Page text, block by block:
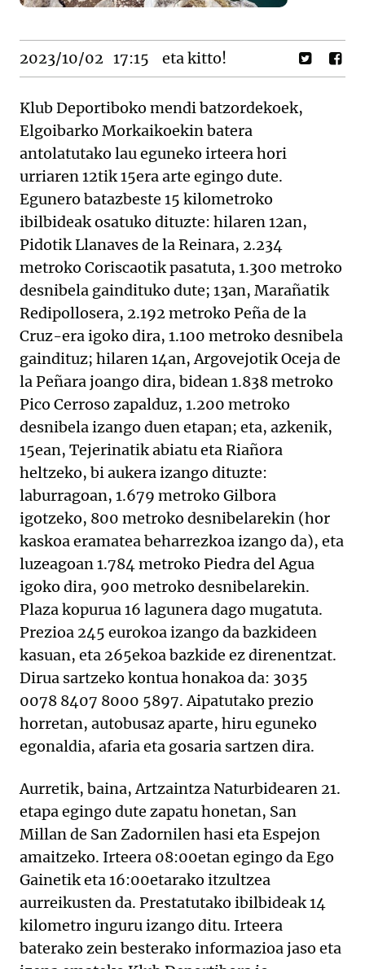
2023/10/02 17:15 eta kitto!
Klub Deportiboko mendi batzordekoek,
Elgoibarko Morkaikoekin batera
antolatutako lau eguneko irteera hori
urriaren 12tik 15era arte egingo dute.
Egunero batazbeste 15 kilometroko
ibilbideak osatuko dituzte: hilaren 12an,
Pidotik Llanaves de la Reinara, 2.234
metroko Coriscaotik pasatuta, 1.300 metroko
desnibela gaindituko dute; 13an, Marañatik
Redipollosera, 2.192 metroko Peña de la
Cruz-era igoko dira, 1.100 metroko desnibela
gaindituz; hilaren 14an, Argovejotik Oceja de
la Peñara joango dira, bidean 1.838 metroko
Pico Cerroso zapalduz, 1.200 metroko
desnibela izango duen etapan; eta, azkenik,
15ean, Tejerinatik abiatu eta Riañora
heltzeko, bi aukera izango dituzte:
laburragoan, 1.679 metroko Gilbora
igotzeko, 800 metroko desnibelarekin (hor
kaskoa eramatea beharrezkoa izango da), eta
luzeagoan 1.784 metroko Piedra del Agua
igoko dira, 900 metroko desnibelarekin.
Plaza kopurua 16 lagunera dago mugatuta.
Prezioa 245 eurokoa izango da bazkideen
kasuan, eta 265ekoa bazkide ez direnentzat.
Dirua sartzeko kontua honakoa da: 3035
0078 8407 8000 5897. Aipatutako prezio
horretan, autobusaz aparte, hiru eguneko
egonaldia, afaria eta gosaria sartzen dira.
Aurretik, baina, Artzaintza Naturbidearen 21.
etapa egingo dute zapatu honetan, San
Millan de San Zadornilen hasi eta Espejon
amaitzeko. Irteera 08:00etan egingo da Ego
Gainetik eta 16:00etarako itzultzea
aurreikusten da. Prestatutako ibilbideak 14
kilometro inguru izango ditu. Irteera
baterako zein besterako informazioa jaso eta